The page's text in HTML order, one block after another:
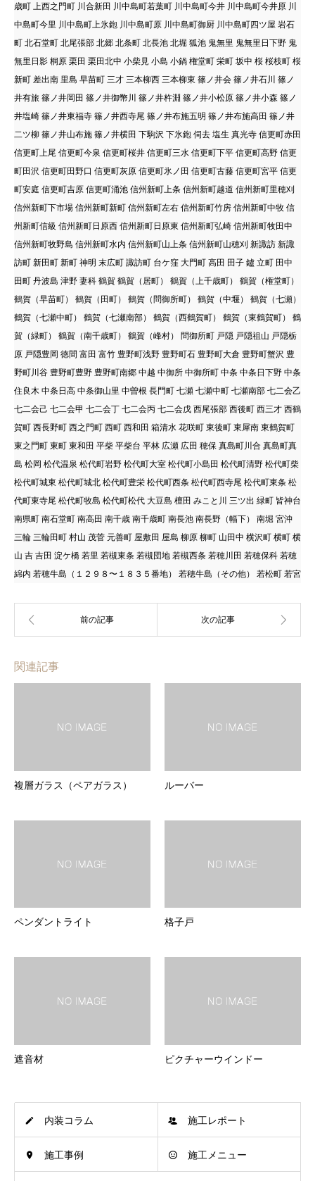
歳町 上西之門町 川合新田 川中島町若葉町 川中島町今井 川中島町今井原 川
中島町今里 川中島町上氷鉋 川中島町原 川中島町御厨 川中島町四ツ屋 岩石
町 北石堂町 北尾張部 北郷 北条町 北長池 北堀 狐池 鬼無里 鬼無里日下野 鬼
無里日影 桐原 栗田 栗田北中 小柴見 小島 小鍋 権堂町 栄町 坂中 桜 桜枝町 桜
新町 差出南 里島 早苗町 三才 三本柳西 三本柳東 篠ノ井会 篠ノ井石川 篠ノ
井有旅 篠ノ井岡田 篠ノ井御幣川 篠ノ井杵淵 篠ノ井小松原 篠ノ井小森 篠ノ
井塩崎 篠ノ井東福寺 篠ノ井西寺尾 篠ノ井布施五明 篠ノ井布施高田 篠ノ井
二ツ柳 篠ノ井山布施 篠ノ井横田 下駒沢 下氷鉋 伺去 塩生 真光寺 信更町赤田
信更町上尾 信更町今泉 信更町桜井 信更町三水 信更町下平 信更町高野 信更
町田沢 信更町田野口 信更町灰原 信更町氷ノ田 信更町古藤 信更町宮平 信更
町安庭 信更町吉原 信更町涌池 信州新町上条 信州新町越道 信州新町里穂刈
信州新町下市場 信州新町新町 信州新町左右 信州新町竹房 信州新町中牧 信
州新町信級 信州新町日原西 信州新町日原東 信州新町弘崎 信州新町牧田中
信州新町牧野島 信州新町水内 信州新町山上条 信州新町山穂刈 新諏訪 新諏
訪町 新田町 新町 神明 末広町 諏訪町 台ケ窪 大門町 高田 田子 鑪 立町 田中
田町 丹波島 津野 妻科 鶴賀 鶴賀（居町） 鶴賀（上千歳町） 鶴賀（権堂町）
鶴賀（早苗町） 鶴賀（田町） 鶴賀（問御所町） 鶴賀（中堰） 鶴賀（七瀬）
鶴賀（七瀬中町） 鶴賀（七瀬南部） 鶴賀（西鶴賀町） 鶴賀（東鶴賀町） 鶴
賀（緑町） 鶴賀（南千歳町） 鶴賀（峰村） 問御所町 戸隠 戸隠祖山 戸隠栃
原 戸隠豊岡 徳間 富田 富竹 豊野町浅野 豊野町石 豊野町大倉 豊野町蟹沢 豊
野町川谷 豊野町豊野 豊野町南郷 中越 中御所 中御所町 中条 中条日下野 中条
住良木 中条日高 中条御山里 中曽根 長門町 七瀬 七瀬中町 七瀬南部 七二会乙
七二会己 七二会甲 七二会丁 七二会丙 七二会戊 西尾張部 西後町 西三才 西鶴
賀町 西長野町 西之門町 西町 西和田 箱清水 花咲町 東後町 東犀南 東鶴賀町
東之門町 東町 東和田 平柴 平柴台 平林 広瀬 広田 穂保 真島町川合 真島町真
島 松岡 松代温泉 松代町岩野 松代町大室 松代町小島田 松代町清野 松代町柴
松代町城東 松代町城北 松代町豊栄 松代町西条 松代町西寺尾 松代町東条 松
代町東寺尾 松代町牧島 松代町松代 大豆島 檀田 みこと川 三ツ出 緑町 皆神台
南県町 南石堂町 南高田 南千歳 南千歳町 南長池 南長野（幅下） 南堀 宮沖
三輪 三輪田町 村山 茂菅 元善町 屋敷田 屋島 柳原 柳町 山田中 横沢町 横町 横
山 吉 吉田 淀ケ橋 若里 若槻東条 若槻団地 若槻西条 若穂川田 若穂保科 若穂
綿内 若穂牛島（１２９８〜１８３５番地） 若穂牛島（その他） 若松町 若宮
関連記事
複層ガラス（ペアガラス） ルーバー
ペンダントライト 格子戸
遮音材 ピクチャーウインドー
内装コラム 施工レポート
施工事例 施工メニュー